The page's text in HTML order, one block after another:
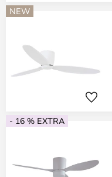
NEW
- 16 % EXTRA